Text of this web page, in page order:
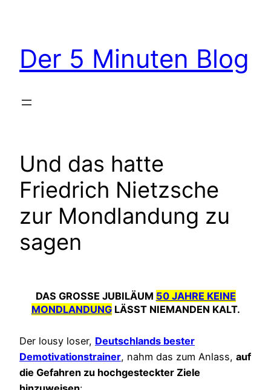
Der 5 Minuten Blog
Und das hatte
Friedrich Nietzsche
zur Mondlandung zu
sagen
DAS GROSSE JUBILÄUM 50 JAHRE KEINE
MONDLANDUNGLÄSST NIEMANDEN KALT.
Der lousy loser, Deutschlands bester
Demotivationstrainer, nahm das zum Anlass, auf
die Gefahren zu hochgesteckter Ziele